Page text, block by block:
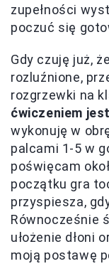
zupełności
poczuć się
Gdy czuję już,
rozluźnione,
rozgrzewki na
ćwiczeniem
wykonuję w
palcami 1-5 w
poświęcam
początku gra
przyspiesza,
Równocześnie
ułożenie dłoni
moją postawę